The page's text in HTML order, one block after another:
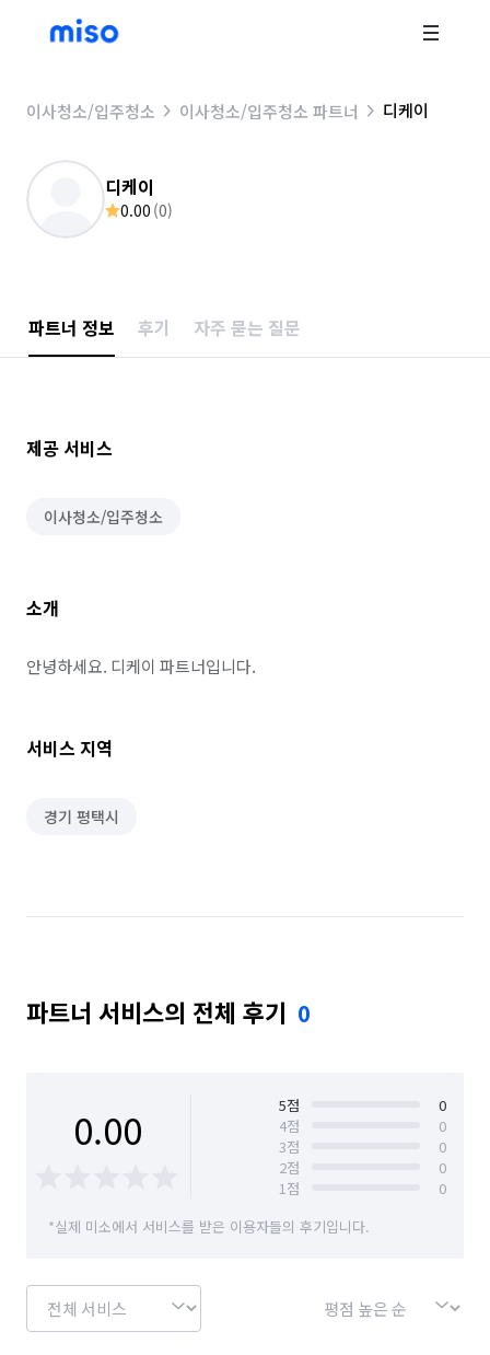
이사청소/입주청소 이사청소/입주청소 파트너 디케이
디케이
0.00 (0)
파트너 정보 후기 자주 묻는 질문
제공 서비스
이사청소/입주청소
소개
안녕하세요. 디케이 파트너입니다.
서비스 지역
경기 평택시
파트너 서비스의 전체 후기 0
0.00 5점
0
4점
0
3점
0
2점
0
1점
0
*실제 미소에서 서비스를 받은 이용자들의 후기입니다.